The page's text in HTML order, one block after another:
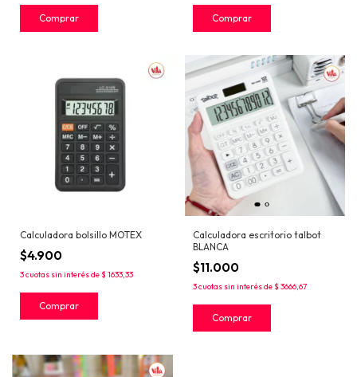
Calculadora bolsillo MOTEX
$4.900
3cuotas sin interés de$ 1633,33
Calculadora escritorio talbot
BLANCA
$11.000
3cuotas sin interés de$ 3666,67